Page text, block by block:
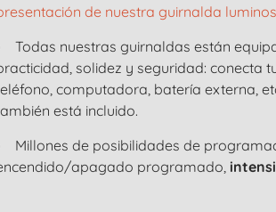
de nuestra guirnalda
Todas nuestras guirnaldas están
solidez y seguridad: conecta
computadora, batería externa,
está incluido.
Millones de posibilidades de
apagado programado,